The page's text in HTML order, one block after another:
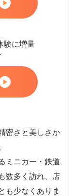
験に増量
密さと美しさか
ミニカー・鉄道
数多く訪れ、店
も少なくありま